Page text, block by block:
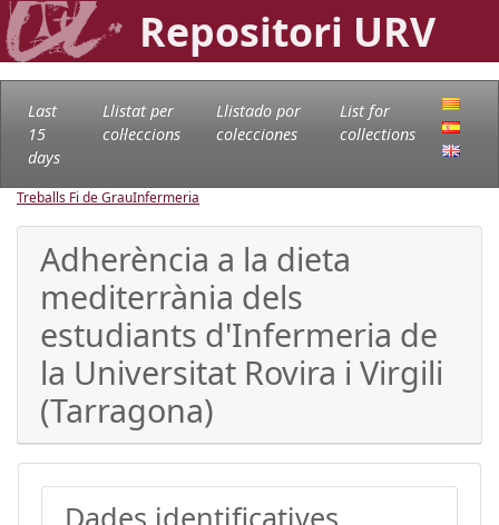
Repositori URV
Last
15
days
Llistat per
col·leccions
Llistado por
colecciones
List for
collections
Treballs Fi de GrauInfermeria
Adherència a la dieta
mediterrània dels
estudiants d'Infermeria de
la Universitat Rovira i Virgili
(Tarragona)
Dades identificatives